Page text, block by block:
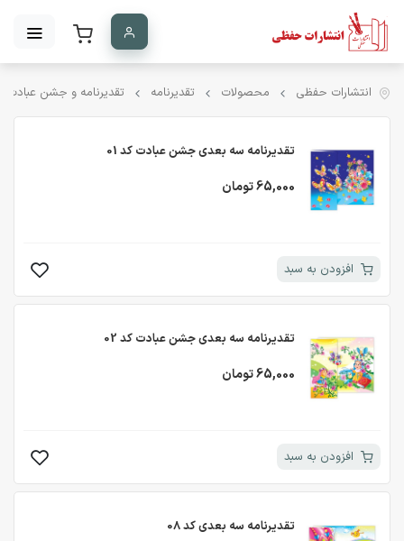
انتشارات حفظی محصولات تقدیرنامه تقدیرنامه و جشن
تقدیرنامه سه بعدی جشن عبادت کد 01
65,000 تومان
افزودن به سبد
تقدیرنامه سه بعدی جشن عبادت کد 02
65,000 تومان
افزودن به سبد
تقدیرنامه سه بعدی کد 08